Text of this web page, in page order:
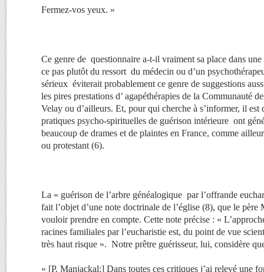
Fermez-vos yeux. »
Ce genre de questionnaire a-t-il vraiment sa place dans
ce pas plutôt du ressort du médecin ou d’un
sérieux éviterait probablement ce genre de suggestions
les pires prestations d’ agapéthérapies de la Communauté
Velay ou d’ailleurs. Et, pour qui cherche à s’informer, il
pratiques psycho-spirituelles de guérison intérieure ont
beaucoup de drames et de plaintes en France, comme
ou protestant (6).
La « guérison de l’arbre généalogique par l’offrande
fait l’objet d’une note doctrinale de l’église (8), que le père
vouloir prendre en compte. Cette note précise : «
racines familiales par l’eucharistie est, du point de vue
très haut risque ». Notre prêtre guérisseur, lui, considère
« [P. Manjackal:] Dans toutes ces critiques j’ai relevé une